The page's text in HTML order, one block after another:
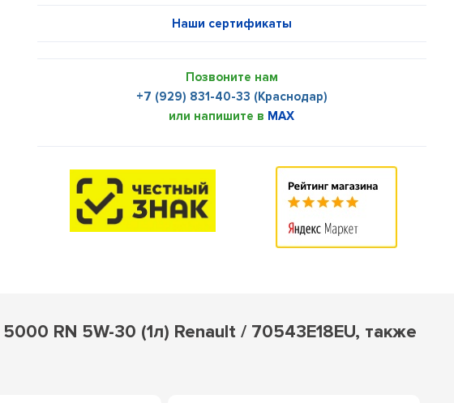
Наши сертификаты
Позвоните нам
+7 (929) 831-40-33 (Краснодар)
или напишите в MAX
RN 5W-30 (1л) Renault / 70543E18EU, также